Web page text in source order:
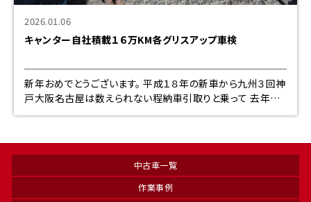
2026.01.06
キャンター自社積載１６万KM各グリスアップ車検
新年おめでとうございます。 平成１８年の新車から九州３回神
戸大阪名古屋は数えられない程納車引取りと乗って 去年１６
万ｋｍとエンジンオイルとブレーキオイル、クラッチオイル全P
中古車一覧
作業事例